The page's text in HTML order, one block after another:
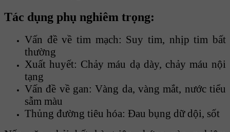
Tác dụng phụ nghiêm trọng:
Vấn đề về tim mạch: Suy tim, nhịp tim bất
thường
Xuất huyết: Chảy máu dạ dày, chảy máu nội
tạng
Vấn đề về gan: Vàng da, vàng mắt, nước tiểu
sẫm màu
Thủng đường tiêu hóa: Đau bụng dữ dội, sốt